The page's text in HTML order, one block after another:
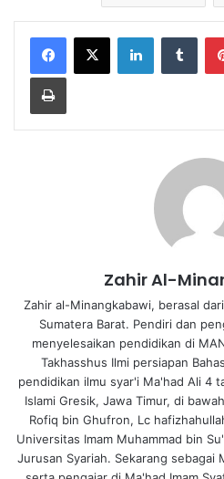
Zahir Al-
Zahir al-Minangkabawi, berasal
Sumatera Barat. Pendiri dan
menyelesaikan pendidikan di
Takhasshus Ilmi persiapan
pendidikan ilmu syar'i Ma'had Ali 4
Islami Gresik, Jawa Timur, di
Rofiq bin Ghufron, Lc
Universitas Imam Muhammad bin
Jurusan Syariah. Sekarang sebagai